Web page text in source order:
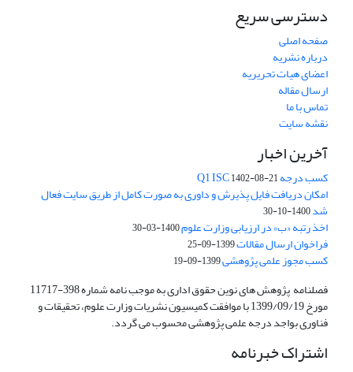
دسترسی سریع
صفحه اصلی
درباره نشریه
اعضای هیات تحریریه
ارسال مقاله
تماس با ما
نقشه سایت
آخرین اخبار
کسب درجه Q1 ISC1402-08-21
امکان دریافت فایل پذیرش و داوری به صورت کامل از طریق سایت فعال
شد1400-10-30
اخذ رتبه «ب» در ارزیابی وزارت علوم1400-03-30
فراخوان ارسال مقالات1399-09-25
کسب مجوز علمی پژوهشی1399-09-19
فصلنامه پژوهش های نوین حقوق اداری به موجب نامه شماره 398-11717
مورخ 1399/09/19 با موافقت کمیسیون نشریات وزارت علوم، تحقیقات و
فناوری بواجد درجه علمی پژوهشی محسوب می گردد.
اشتراک خبرنامه